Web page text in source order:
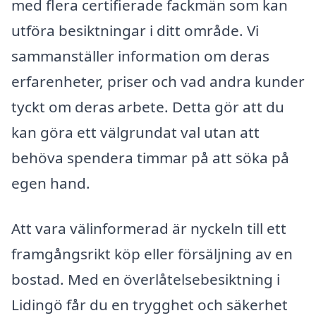
med flera certifierade fackmän som kan
utföra besiktningar i ditt område. Vi
sammanställer information om deras
erfarenheter, priser och vad andra kunder
tyckt om deras arbete. Detta gör att du
kan göra ett välgrundat val utan att
behöva spendera timmar på att söka på
egen hand.
Att vara välinformerad är nyckeln till ett
framgångsrikt köp eller försäljning av en
bostad. Med en överlåtelsebesiktning i
Lidingö får du en trygghet och säkerhet